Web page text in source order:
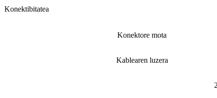
Konektibitatea
Konektore mota
Kablearen luzera